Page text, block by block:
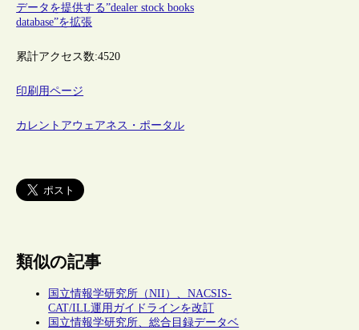
データを提供する”dealer stock books
database”を拡張
累計アクセス数:4520
印刷用ページ
カレントアウェアネス・ポータル
類似の記事
国立情報学研究所（NII）、NACSIS-
CAT/ILL運用ガイドラインを改訂
国立情報学研究所、総合目録データベ